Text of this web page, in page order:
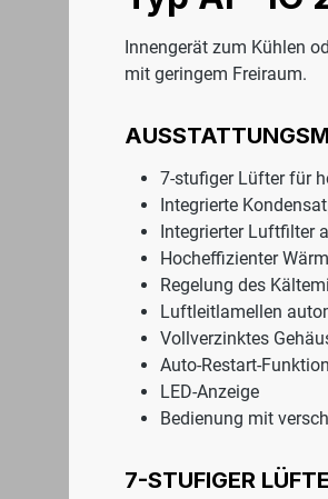
Innengerät zum Kühlen
mit geringem Freiraum.
7-stufiger Lüfter für
Integrierte
Integrierter Luftfilter
Hocheffizienter
Regelung des
Luftleitlamellen
Vollverzinktes
Auto-Restart-
LED-Anzeige
Bedienung mit
7-STUFIGER